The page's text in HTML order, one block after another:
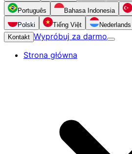
Português Bahasa Indonesia
Polski
Tiếng Việt Nederlands
Kontakt Wypróbuj za darmo
Strona główna